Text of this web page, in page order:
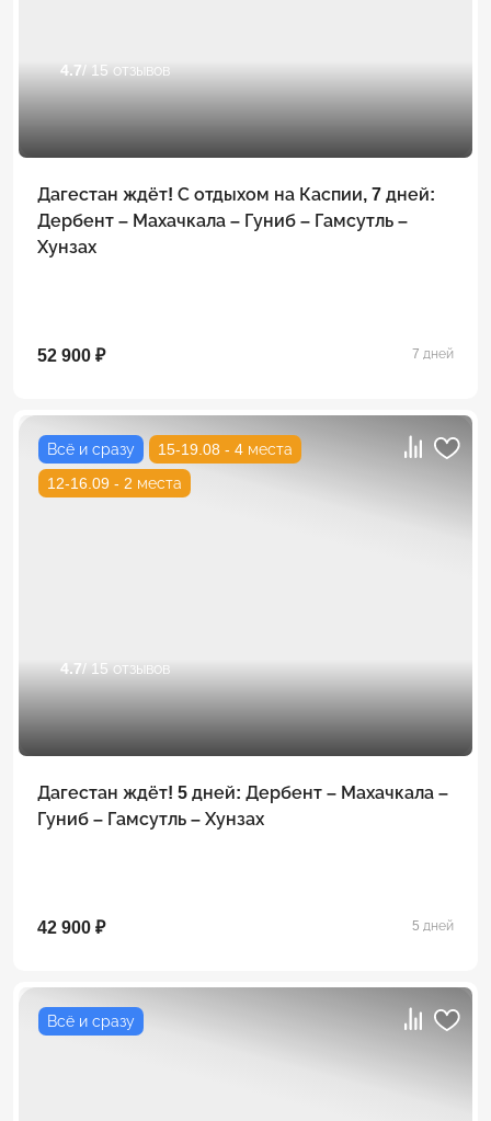
4.7/ 15 отзывов
Дагестан ждёт! С отдыхом на Каспии, 7 дней:
Дербент – Махачкала – Гуниб – Гамсутль –
Хунзах
52 900 ₽ 7 дней
Всё и сразу
15-19.08 - 4 места
12-16.09 - 2 места
4.7/ 15 отзывов
Дагестан ждёт! 5 дней: Дербент – Махачкала –
Гуниб – Гамсутль – Хунзах
42 900 ₽ 5 дней
Всё и сразу